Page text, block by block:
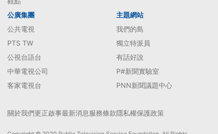
公廣集團
公共電視
PTS TW
公視台語台
中華電視公司
客家電視台
主題網站
我們的島
獨立特派員
有話好說
P#新聞實驗室
PNN新聞議題中心
關於我們更正啟事最新消息服務條款隱私權保護政策